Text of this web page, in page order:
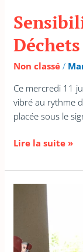
Non classé /
Ce mercredi 11
vibré au rythme
placée sous le
Lire la suite »
Dieulefit’Art
créativité
éco-